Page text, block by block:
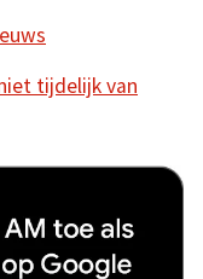
tijdelijk van